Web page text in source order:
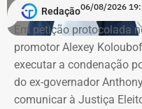
Redação06/08/2026
Em petição protocolada
promotor Alexey
executar a condenação
do ex-governador
comunicar à Justiça